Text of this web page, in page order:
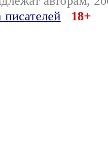
писателей
18+